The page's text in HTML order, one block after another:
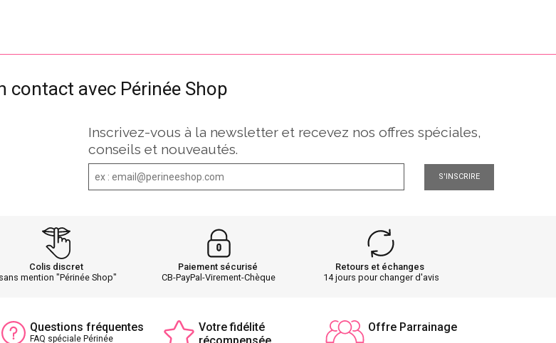
contact avec Périnée Shop
Inscrivez-vous à la newsletter et recevez nos offres spéciales,
conseils et nouveautés.
S'INSCRIRE
Colis discret
sans mention "Périnée Shop"
Paiement sécurisé
CB-PayPal-Virement-Chèque
Retours et échanges
14 jours pour changer d'avis
Questions fréquentes
FAQ spéciale Périnée
Votre fidélité
récompensée
Offre Parrainage